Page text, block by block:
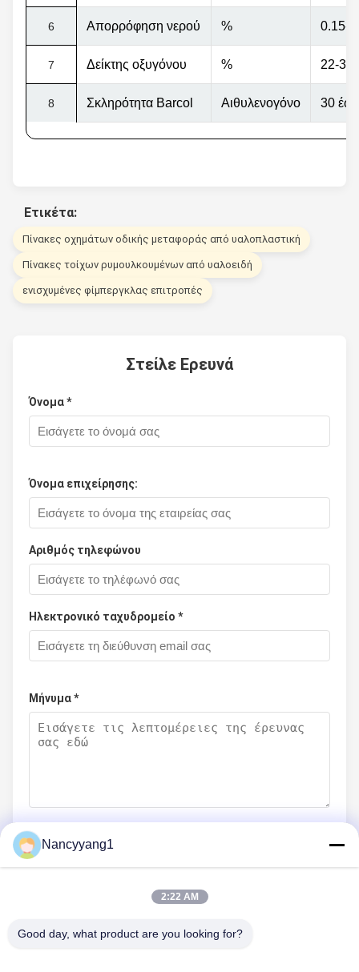
6 Απορρόφηση νερού % 0.15-
7 Δείκτης οξυγόνου % 22-32
8 Σκληρότητα Barcol Αιθυλενογόνο 30
Ετικέτα:
Πίνακες οχημάτων οδικής μεταφοράς από υαλοπλαστική
Πίνακες τοίχων ρυμουλκουμένων από υαλοειδή
ενισχυμένες φίμπεργκλας επιτροπές
Στείλε Ερευνά
Όνομα *
Όνομα επιχείρησης:
Αριθμός τηλεφώνου
Ηλεκτρονικό ταχυδρομείο *
Μήνυμα *
ΜΑΣ ΕΛΆΤΕ ΣΕ ΕΠΑΦΉ ΜΕ
Nancyyang1
2:22 AM
Good day, what product are you looking for?